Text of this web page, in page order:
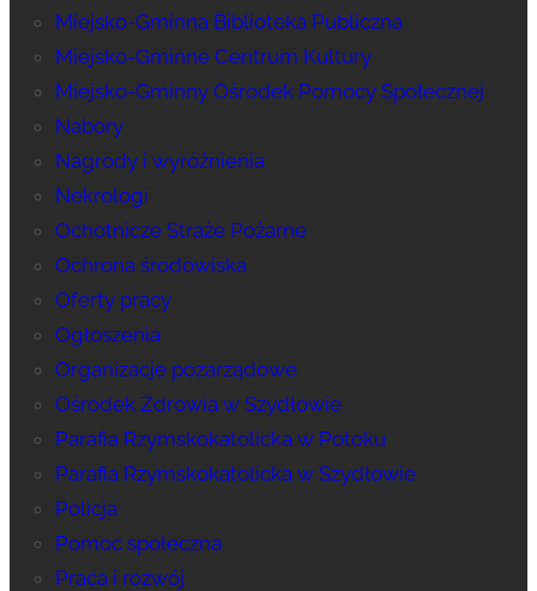
Miejsko-Gminna Biblioteka Publiczna
Miejsko-Gminne Centrum Kultury
Miejsko-Gminny Ośrodek Pomocy Społecznej
Nabory
Nagrody i wyróżnienia
Nekrologi
Ochotnicze Straże Pożarne
Ochrona środowiska
Oferty pracy
Ogłoszenia
Organizacje pozarządowe
Ośrodek Zdrowia w Szydłowie
Parafia Rzymskokatolicka w Potoku
Parafia Rzymskokatolicka w Szydłowie
Policja
Pomoc społeczna
Praca i rozwój